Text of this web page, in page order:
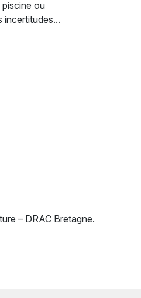
piscine ou
incertitudes...
– DRAC Bretagne.